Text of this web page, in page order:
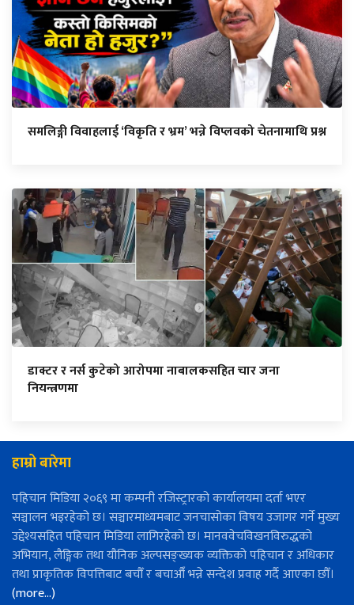
समलिङ्गी विवाहलाई ‘विकृति र भ्रम’ भन्ने विप्लवको चेतनामाथि प्रश्न
डाक्टर र नर्स कुटेको आरोपमा नाबालकसहित चार जना
नियन्त्रणमा
हाम्रो बारेमा
पहिचान मिडिया २०६९ मा कम्पनी रजिस्ट्रारको कार्यालयमा दर्ता भएर
सञ्चालन भइरहेको छ। सञ्चारमाध्यमबाट जनचासोका विषय उजागर गर्ने मुख्य
उद्देश्यसहित पहिचान मिडिया लागिरहेको छ। मानववेचविखनविरुद्धको
अभियान, लैङ्गिक तथा यौनिक अल्पसङ्ख्यक व्यक्तिको पहिचान र अधिकार
तथा प्राकृतिक विपत्तिबाट बचौँ र बचाऔँ भन्ने सन्देश प्रवाह गर्दै आएका छौँ।
(more…)